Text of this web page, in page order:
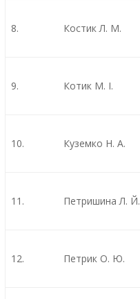
8. Костик Л. М.
9. Котик М. І.
10. Куземко Н. А.
11. Петришина Л. Й.
12. Петрик О. Ю.